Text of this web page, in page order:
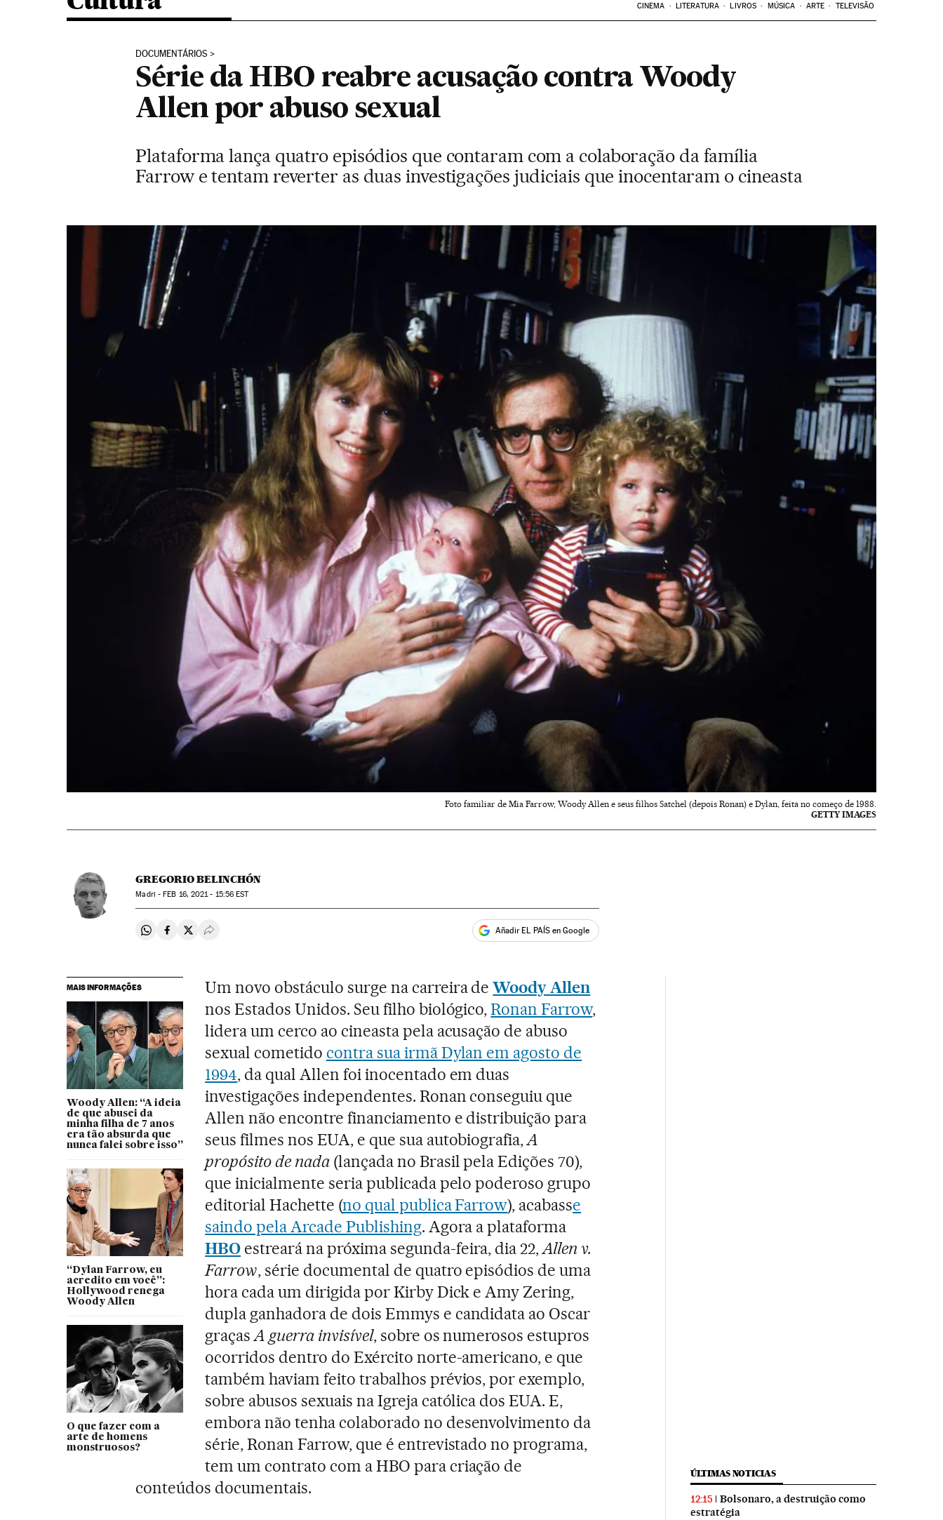
CINEMA LITERATURA LIVROS MÚSICA ARTE TELEVISÃO
DOCUMENTÁRIOS
Série da HBO reabre acusação contra Woody
Allen por abuso sexual
Plataforma lança quatro episódios que contaram com a colaboração da família
Farrow e tentam reverter as duas investigações judiciais que inocentaram o cineasta
Foto familiar de Mia Farrow, Woody Allen e seus filhos Satchel (depois Ronan) e Dylan, feita no começo de 1988.
GETTY IMAGES
GREGORIO BELINCHÓN
Madri - FEB 16, 2021 - 15:56 EST
Compartir en Whatsapp
Compartir en Facebook
Compartir en Twitter
Desplegar Redes Sociales Añadir EL PAÍS en Google
MAIS INFORMAÇÕES
Woody Allen: “A ideia
de que abusei da
minha filha de 7 anos
era tão absurda que
nunca falei sobre isso”
“Dylan Farrow, eu
acredito em você”:
Hollywood renega
Woody Allen
O que fazer com a
arte de homens
monstruosos?
Um novo obstáculo surge na carreira deWoody Allen
nos Estados Unidos. Seu filho biológico,Ronan Farrow,
lidera um cerco ao cineasta pela acusação de abuso
sexual cometido contra sua irmã Dylan em agosto de
1994, da qual Allen foi inocentado em duas
investigações independentes. Ronan conseguiu que
Allen não encontre financiamento e distribuição para
seus filmes nos EUA, e que sua autobiografia,A
propósito de nada(lançada no Brasil pela Edições 70),
que inicialmente seria publicada pelo poderoso grupo
editorial Hachette (no qual publica Farrow), acabasse
saindo pela Arcade Publishing. Agora a plataforma
HBO estreará na próxima segunda-feira, dia 22,Allen v.
Farrow, série documental de quatro episódios de uma
hora cada um dirigida por Kirby Dick e Amy Zering,
dupla ganhadora de dois Emmys e candidata ao Oscar
graçasA guerra invisível, sobre os numerosos estupros
ocorridos dentro do Exército norte-americano, e que
também haviam feito trabalhos prévios, por exemplo,
sobre abusos sexuais na Igreja católica dos EUA. E,
embora não tenha colaborado no desenvolvimento da
série, Ronan Farrow, que é entrevistado no programa,
tem um contrato com a HBO para criação de
conteúdos documentais.
ÚLTIMAS NOTICIAS
12:15
Bolsonaro, a destruição como
estratégia